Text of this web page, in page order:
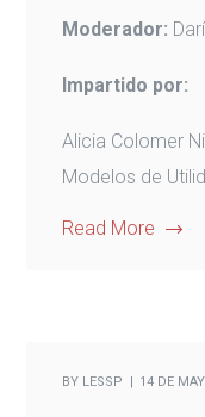
Moderador:
Impartido por:
Alicia Colomer
Modelos de
Read More
BY LESSP 14 DE